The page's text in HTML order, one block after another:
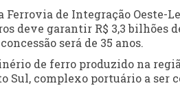
de Integração Oeste-
deve garantir R$ 3,3 bilhões
será de 35 anos.
de ferro produzido na
Sul, complexo portuário a ser